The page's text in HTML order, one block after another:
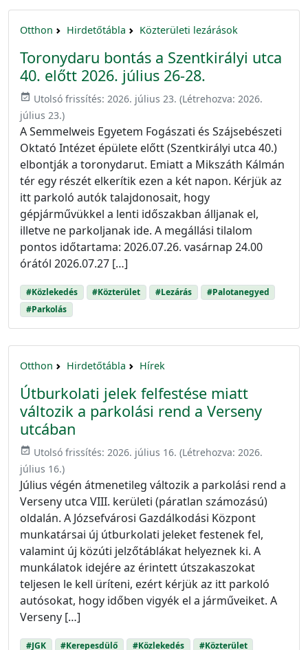
Otthon Hirdetőtábla Közterületi lezárások
Toronydaru bontás a Szentkirályi utca
40. előtt 2026. július 26-28.
event_available Utolsó frissítés: 2026. július 23. (Létrehozva: 2026.
július 23.)
A Semmelweis Egyetem Fogászati és Szájsebészeti
Oktató Intézet épülete előtt (Szentkirályi utca 40.)
elbontják a toronydarut. Emiatt a Mikszáth Kálmán
tér egy részét elkerítik ezen a két napon. Kérjük az
itt parkoló autók talajdonosait, hogy
gépjárművükkel a lenti időszakban álljanak el,
illetve ne parkoljanak ide. A megállási tilalom
pontos időtartama: 2026.07.26. vasárnap 24.00
órától 2026.07.27 […]
#Közlekedés #Közterület #Lezárás
#Palotanegyed
#Parkolás
Otthon Hirdetőtábla Hírek
Útburkolati jelek felfestése miatt
változik a parkolási rend a Verseny
utcában
event_available Utolsó frissítés: 2026. július 16. (Létrehozva: 2026.
július 16.)
Július végén átmenetileg változik a parkolási rend a
Verseny utca VIII. kerületi (páratlan számozású)
oldalán. A Józsefvárosi Gazdálkodási Központ
munkatársai új útburkolati jeleket festenek fel,
valamint új közúti jelzőtáblákat helyeznek ki. A
munkálatok idejére az érintett útszakaszokat
teljesen le kell üríteni, ezért kérjük az itt parkoló
autósokat, hogy időben vigyék el a járműveiket. A
Verseny […]
#JGK #Kerepesdülő #Közlekedés
#Közterület